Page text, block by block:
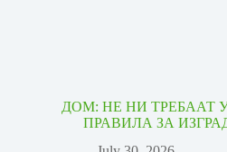
ДОМ: НЕ НИ ТРЕБААТ
ПРАВИЛА ЗА